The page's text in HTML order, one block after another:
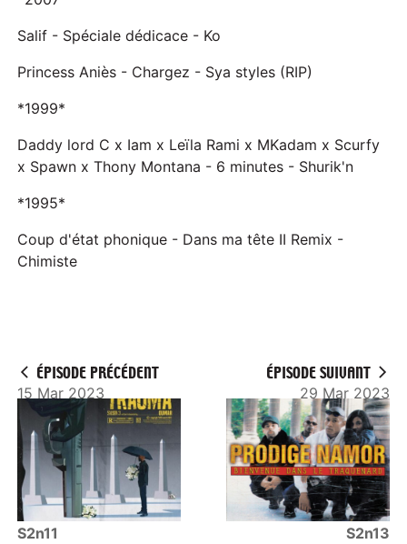
Salif - Spéciale dédicace - Ko
Princess Aniès - Chargez - Sya styles (RIP)
*1999*
Daddy lord C x Iam x Leïla Rami x MKadam x Scurfy
x Spawn x Thony Montana - 6 minutes - Shurik'n
*1995*
Coup d'état phonique - Dans ma tête II Remix -
Chimiste
ÉPISODE PRÉCÉDENT
15 Mar 2023
S2n11
ÉPISODE SUIVANT
29 Mar 2023
S2n13